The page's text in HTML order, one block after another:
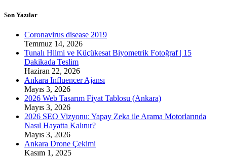
Son Yazılar
Coronavirus disease 2019
Temmuz 14, 2026
Tunalı Hilmi ve Küçükesat Biyometrik Fotoğraf | 15
Dakikada Teslim
Haziran 22, 2026
Ankara Influencer Ajansı
Mayıs 3, 2026
2026 Web Tasarım Fiyat Tablosu (Ankara)
Mayıs 3, 2026
2026 SEO Vizyonu: Yapay Zeka ile Arama Motorlarında
Nasıl Hayatta Kalınır?
Mayıs 3, 2026
Ankara Drone Çekimi
Kasım 1, 2025